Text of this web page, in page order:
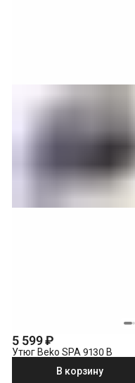
5 599 ₽
Утюг Beko SPA 9130 B
В корзину